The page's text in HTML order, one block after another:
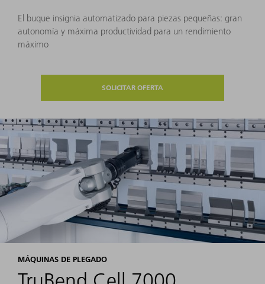
El buque insignia automatizado para piezas pequeñas: gran
autonomía y máxima productividad para un rendimiento
máximo
SOLICITAR OFERTA
MÁQUINAS DE PLEGADO